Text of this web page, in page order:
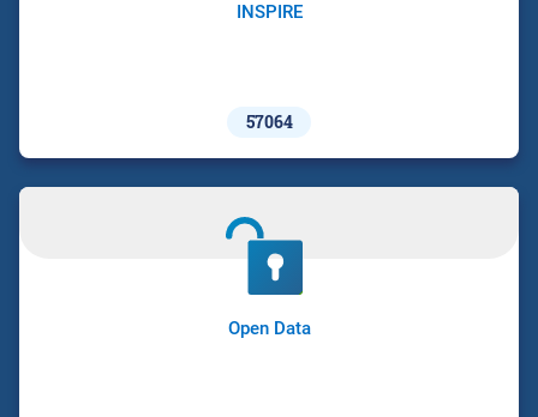
INSPIRE
57064
Open Data